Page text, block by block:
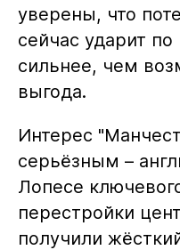
уверены, что
сейчас ударит
сильнее, чем
выгода.
Интерес
серьёзным –
Лопесе
перестройки
получили